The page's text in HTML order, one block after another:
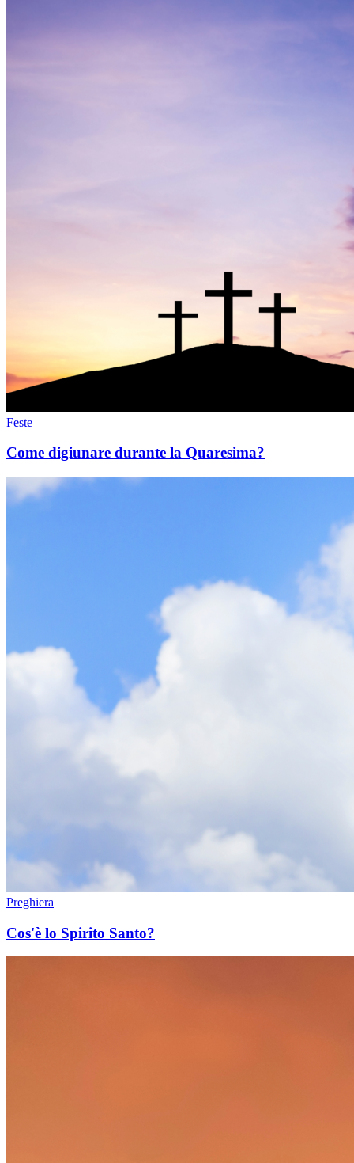
Feste
Come digiunare durante la Quaresima?
Preghiera
Cos'è lo Spirito Santo?